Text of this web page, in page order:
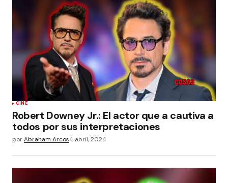
CINE
Robert Downey Jr.: El actor que a cautiva a
todos por sus interpretaciones
porAbraham Arcos4 abril, 2024